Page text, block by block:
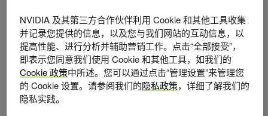
NVIDIA 及其第三方合作伙伴利用 Cookie 和其他工具收集
并记录您提供的信息，以及您与我们网站的互动信息，以
提高性能、进行分析并辅助营销工作。点击“全部接受”，
即表示您同意我们使用 Cookie 和其他工具，如我们的
Cookie 政策中所述。您可以通过点击“管理设置”来管理您
的 Cookie 设置。请参阅我们的隐私政策，详细了解我们的
隐私实践。